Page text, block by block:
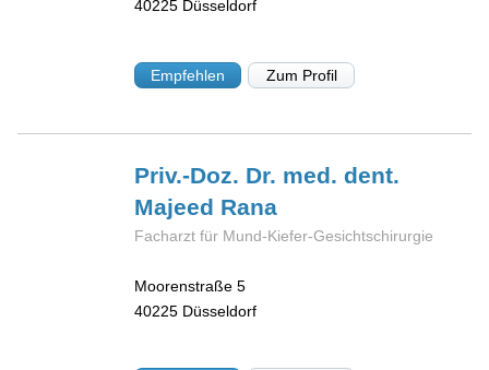
40225 Düsseldorf
Empfehlen Zum Profil
Priv.-Doz. Dr. med. dent.
Majeed Rana
Facharzt für Mund-Kiefer-Gesichtschirurgie
Moorenstraße 5
40225 Düsseldorf